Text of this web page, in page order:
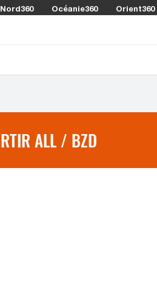
Océanie360 Orient360
ALL / BZD